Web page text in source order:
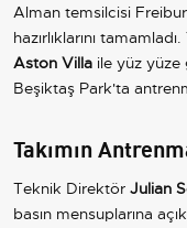
Alman temsilcisi
hazırlıklarını
Aston Villa ile yüz
Beşiktaş Park'ta
Takımın
Teknik Direktör Julian
basın mensuplarına